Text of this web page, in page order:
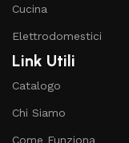
Cucina
Elettrodomestici
Link Utili
Catalogo
Chi Siamo
Come Funziona